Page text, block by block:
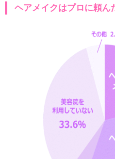
ヘアメイクはプロに頼